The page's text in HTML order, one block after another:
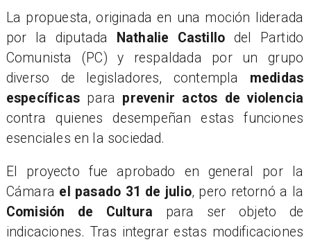
​La propuesta, originada en una moción liderada
por la diputada
Nathalie Castillo del Partido
Comunista (PC) y respaldada por un grupo
diverso de legisladores, contempla medidas
específicas para prevenir actos de violencia
contra quienes desempeñan estas funciones
esenciales en la sociedad.
​El proyecto fue aprobado en general por la
Cámara el pasado 31 de julio, pero retornó a la
Comisión de Cultura para ser objeto de
indicaciones. Tras integrar estas modificaciones